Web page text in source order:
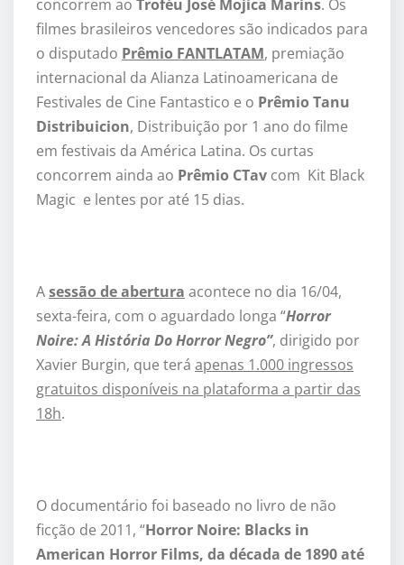
concorrem ao Troféu José Mojica Marins. Os
filmes brasileiros vencedores são indicados para
o disputado Prêmio FANTLATAM, premiação
internacional da Alianza Latinoamericana de
Festivales de Cine Fantastico e o Prêmio Tanu
Distribuicion, Distribuição por 1 ano do filme
em festivais da América Latina. Os curtas
concorrem ainda ao Prêmio CTav com Kit Black
Magic e lentes por até 15 dias.
Asessão de abertura acontece no dia 16/04,
sexta-feira, com o aguardado longa “Horror
Noire: A História Do Horror Negro”, dirigido por
Xavier Burgin, que terá apenas 1.000 ingressos
gratuitos disponíveis na plataforma a partir das
18h.
O documentário foi baseado no livro de não
ficção de 2011, “Horror Noire: Blacks in
American Horror Films, da década de 1890 até